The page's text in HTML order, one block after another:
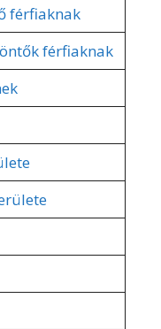
férfiaknak
férfiaknak